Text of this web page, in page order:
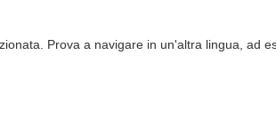
CRYPTO REGULATIONS TRADING
Prova a navigare in un'altra lingua, ad